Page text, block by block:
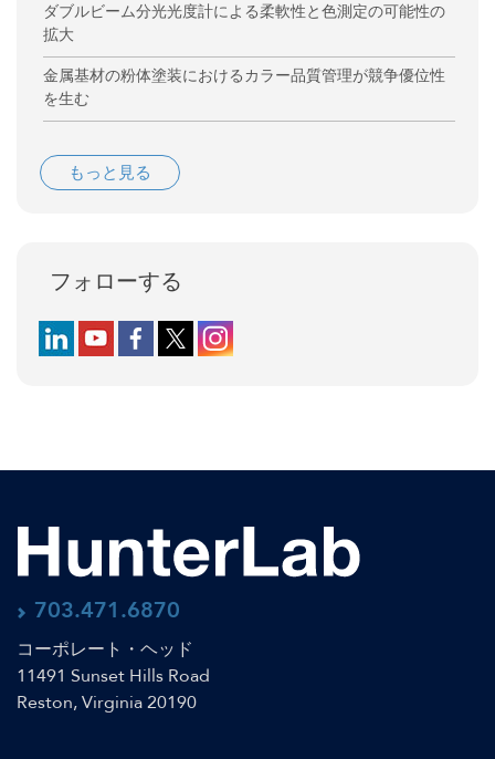
ダブルビーム分光光度計による柔軟性と色測定の可能性の
拡大
金属基材の粉体塗装におけるカラー品質管理が競争優位性
を生む
もっと見る
フォローする
Follow us on LinkedIn
Follow us on YouTube
Follow us on Facebook
Follow us on X (formerly Twitter)
Follow us on Instagram
703.471.6870
コーポレート・ヘッド
11491 Sunset Hills Road
Reston, Virginia 20190